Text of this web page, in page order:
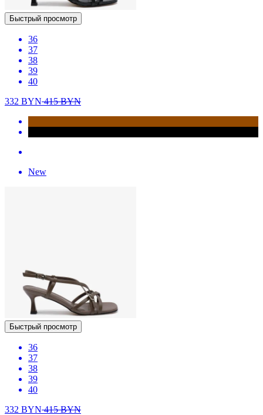
Быстрый просмотр
36
37
38
39
40
332 BYN415BYN
New
Быстрый просмотр
36
37
38
39
40
332 BYN415BYN